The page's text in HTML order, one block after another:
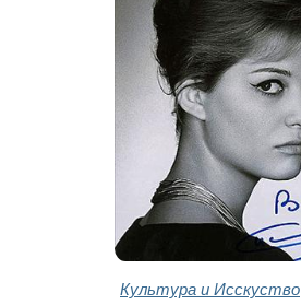
Культура и Исскуство